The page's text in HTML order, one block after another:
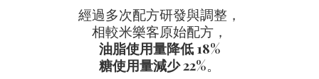
經過多次配方研發與調整，
相較米樂客原始配方，
油脂使用量降低 18%
糖使用量減少 22%。